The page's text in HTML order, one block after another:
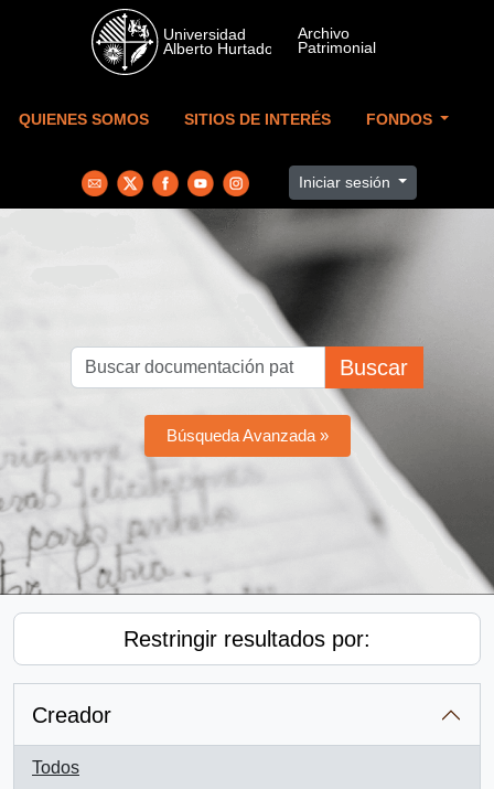
Skip to main content
QUIENES SOMOS SITIOS DE INTERÉS FONDOS
Iniciar sesión
Buscar
Búsqueda Avanzada »
Restringir resultados por:
Creador
Todos